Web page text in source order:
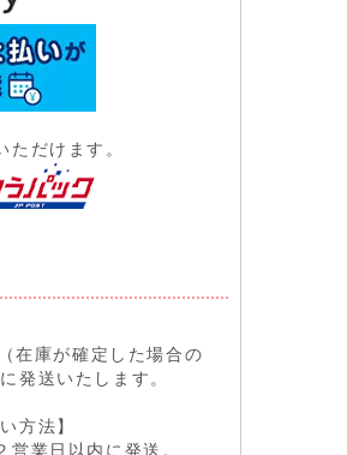
ただけます。
在庫が確定した場合の
発送いたします。
方法】
営業日以内に発送。